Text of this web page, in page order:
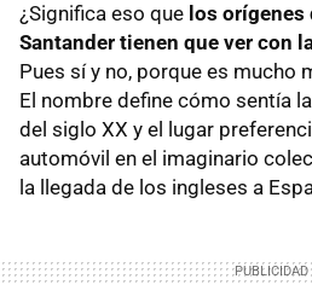
¿Significa eso que los orígenes
Santander tienen que ver con
Pues sí y no, porque es mucho
El nombre define cómo sentía
del siglo XX y el lugar
automóvil en el imaginario
la llegada de los ingleses a